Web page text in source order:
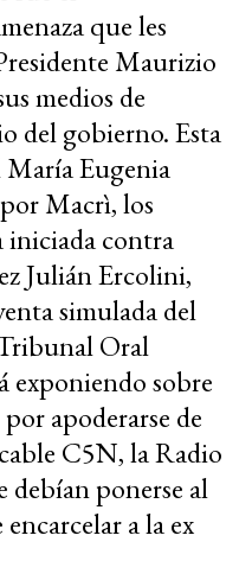
que les
Maurizio
medios de
del gobierno. Esta
María Eugenia
Macrì, los
iniciada contra
Julián Ercolini,
simulada del
Oral
exponiendo sobre
apoderarse de
C5N, la Radio
debían ponerse al
a la ex